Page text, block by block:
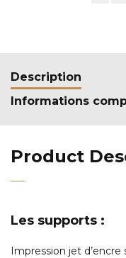
Description
Informations
Product
Les supports :
Impression jet